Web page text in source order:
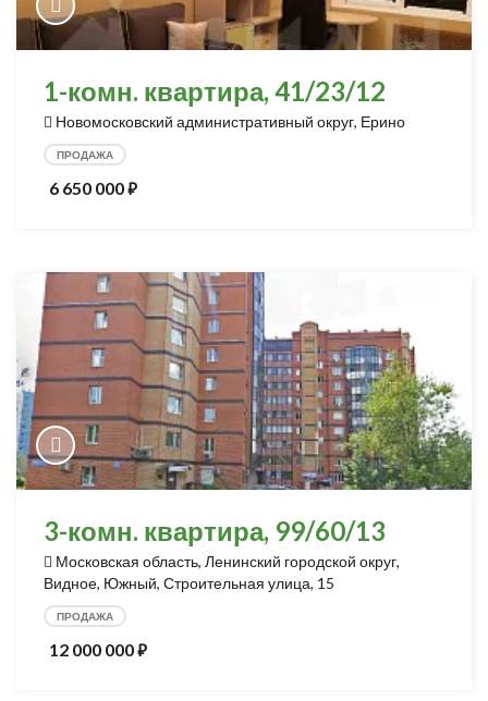
1-комн. квартира, 41/23/12
Новомосковский административный округ, Ерино
ПРОДАЖА
6 650 000⃏
3-комн. квартира, 99/60/13
Московская область, Ленинский городской округ,
Видное, Южный, Строительная улица, 15
ПРОДАЖА
12 000 000⃏